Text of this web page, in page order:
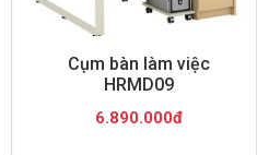
Cụm bàn làm việc
HRMD09
6.890.000đ